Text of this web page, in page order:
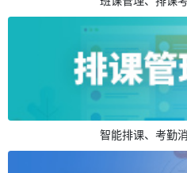
智能排课、考勤